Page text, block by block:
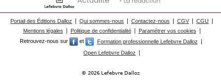
Portail des Éditions Dalloz Qui sommes-nous Contactez-nous CGV
CGU
Mentions légales
Politique de confidentialité
Paramétrer vos cookies
Retrouvez-nous sur
et
Formation professionnelle Lefebvre Dalloz
Open Lefebvre Dalloz
© 2026 Lefebvre Dalloz